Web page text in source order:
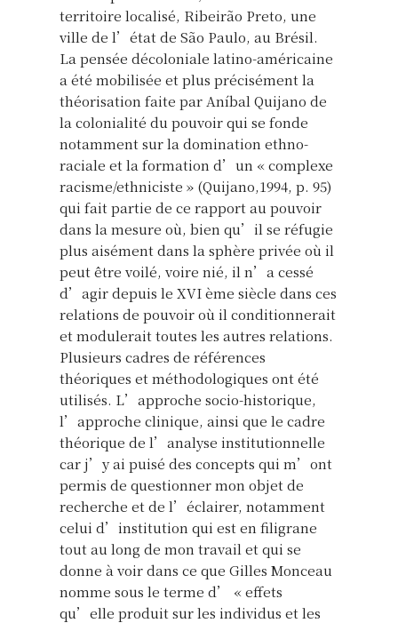
territoire localisé, Ribeirão Preto, une
ville de l’état de São Paulo, au Brésil.
La pensée décoloniale latino-américaine
a été mobilisée et plus précisément la
théorisation faite par Aníbal Quijano de
la colonialité du pouvoir qui se fonde
notamment sur la domination ethno-
raciale et la formation d’un « complexe
racisme/ethniciste » (Quijano,1994, p. 95)
qui fait partie de ce rapport au pouvoir
dans la mesure où, bien qu’il se réfugie
plus aisément dans la sphère privée où il
peut être voilé, voire nié, il n’a cessé
d’agir depuis le XVI ème siècle dans ces
relations de pouvoir où il conditionnerait
et modulerait toutes les autres relations.
Plusieurs cadres de références
théoriques et méthodologiques ont été
utilisés. L’approche socio-historique,
l’approche clinique, ainsi que le cadre
théorique de l’analyse institutionnelle
car j’y ai puisé des concepts qui m’ont
permis de questionner mon objet de
recherche et de l’éclairer, notamment
celui d’institution qui est en filigrane
tout au long de mon travail et qui se
donne à voir dans ce que Gilles Monceau
nomme sous le terme d’ « effets
qu’elle produit sur les individus et les